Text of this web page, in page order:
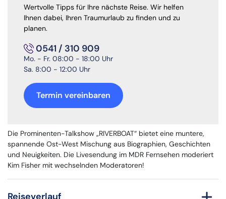
Die Prominenten-Talkshow „RIVERBOAT“ bietet eine muntere,
spannende Ost-West Mischung aus Biographien, Geschichten
und Neuigkeiten. Die Livesendung im MDR Fernsehen moderiert
Kim Fisher mit wechselnden Moderatoren!
Reiseverlauf
Wertvolle Tipps für Ihre nächste Reise. Wir helfen
Ihnen dabei, Ihren Traumurlaub zu finden und zu
planen.
0541 / 310 909
Mo. - Fr. 08:00 - 18:00 Uhr
Sa. 8:00 - 12:00 Uhr
Termin vereinbaren